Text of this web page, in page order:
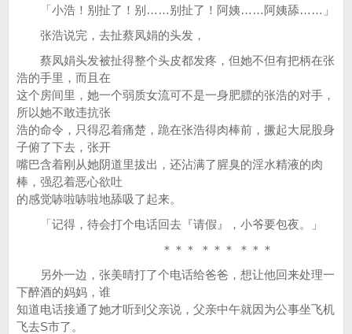
「小浩！别扯了！别……别扯了！阿姨……阿姨舔……」
张浩说完，去扯蔡凤娟的头发，
蔡凤娟头发被扯得整个头皮都发疼，但她不但有把柄在张
浩的手里，而且在
这个房间里，她一个弱质女流可不是一身肥膘的张浩的对手，
所以她不敢违抗张
浩的命令，只得忍着痛楚，跪在张浩得肉棒前，撅起大屁股身
子俯了下去，张开
嘴巴含着刚从她阴道里拔出，还沾满了腥臭的淫水精液的肉
棒，强忍着恶心欲吐
的感觉哧啦哧啦地舔吸了起来。
「记得，待会打个电话回去『请假』，小爷要包夜。」
＊＊＊ ＊＊＊ ＊＊＊
另外一边，张美晴打了个电话给爸爸，想让他回来处理一
下醉酒的妈妈，谁
知道电话接通了她才听到父亲说，父亲中午就因为公事坐飞机
飞去S市了。